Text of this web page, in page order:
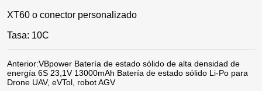
XT60 o conector personalizado
Tasa: 10C
Anterior:VBpower Batería de estado sólido de alta densidad de
energía 6S 23,1V 13000mAh Batería de estado sólido Li-Po para
Drone UAV, eVTol, robot AGV